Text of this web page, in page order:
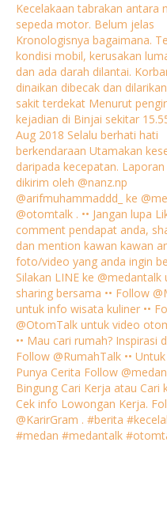
Kecelakaan tabrakan antara
sepeda motor. Belum jelas
Kronologisnya bagaimana.
kondisi mobil, kerusakan
dan ada darah dilantai.
dinaikan dibecak dan
sakit terdekat Menurut
kejadian di Binjai sekitar
Aug 2018 Selalu berhati hati
berkendaraan Utamakan
daripada kecepatan.
dikirim oleh @nanz.np
@arifmuhammaddd_ ke
@otomtalk . •• Jangan lupa
comment pendapat anda,
dan mention kawan kawan
foto/video yang anda ingin
Silakan LINE ke @medantalk
sharing bersama •• Follow
untuk info wisata kuliner ••
@OtomTalk untuk video
•• Mau cari rumah? Inspirasi
Follow @RumahTalk ••
Punya Cerita Follow
Bingung Cari Kerja atau Cari
Cek info Lowongan Kerja.
@KarirGram . #berita
#medan #medantalk